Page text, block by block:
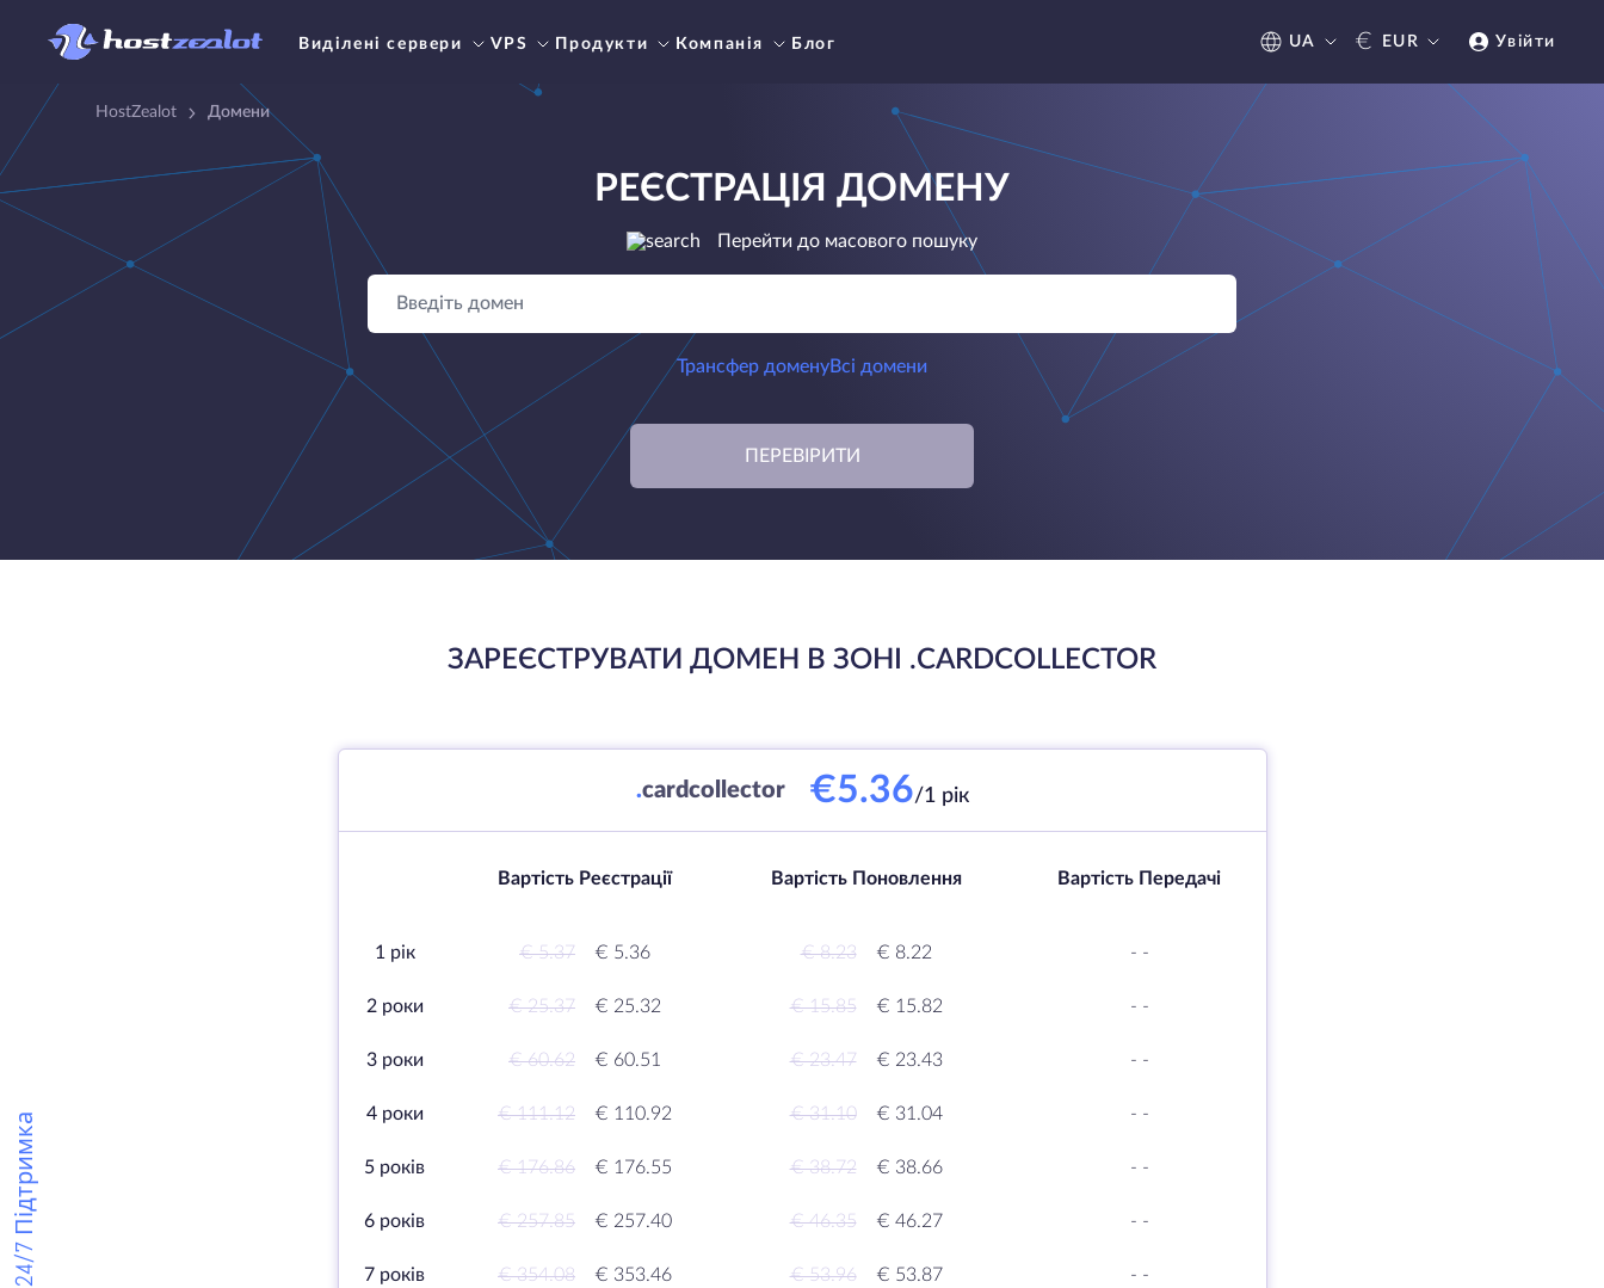
Виділені сервери VPS Продукти Компанія Блог UA € EUR Увійти
24/7 Підтримка
HostZealot Домени
РЕЄСТРАЦІЯ ДОМЕНУ
Перейти до масового пошуку
Трансфер доменуВсі домени
ПЕРЕВІРИТИ
ЗАРЕЄСТРУВАТИ ДОМЕН В ЗОНІ .CARDCOLLECTOR
.cardcollector €5.36/1 рік
Вартість Реєстрації Вартість Поновлення Вартість Передачі
1 рік € 5.37 € 5.36 € 8.23 € 8.22 - -
2 роки € 25.37 € 25.32 € 15.85 € 15.82 - -
3 роки € 60.62 € 60.51 € 23.47 € 23.43 - -
4 роки € 111.12 € 110.92 € 31.10 € 31.04 - -
5 років € 176.86 € 176.55 € 38.72 € 38.66 - -
6 років € 257.85 € 257.40 € 46.35 € 46.27 - -
7 років € 354.08 € 353.46 € 53.96 € 53.87 - -